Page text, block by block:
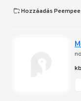
Hozzáadás